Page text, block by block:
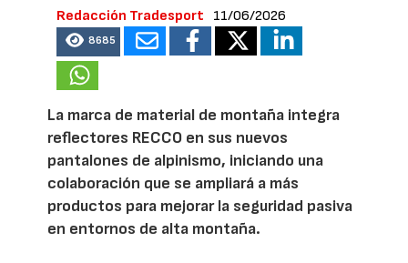
Redacción Tradesport 11/06/2026
8685
La marca de material de montaña integra
reflectores RECCO en sus nuevos
pantalones de alpinismo, iniciando una
colaboración que se ampliará a más
productos para mejorar la seguridad pasiva
en entornos de alta montaña.